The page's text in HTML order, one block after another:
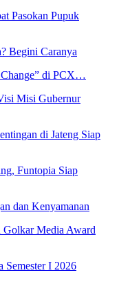
Pasokan Pupuk
Begini Caranya
di PCX…
Misi Gubernur
di Jateng Siap
Funtopia Siap
dan Kenyamanan
Golkar Media Award
I 2026